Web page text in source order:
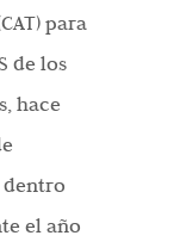
para
de los
hace
dentro
el año